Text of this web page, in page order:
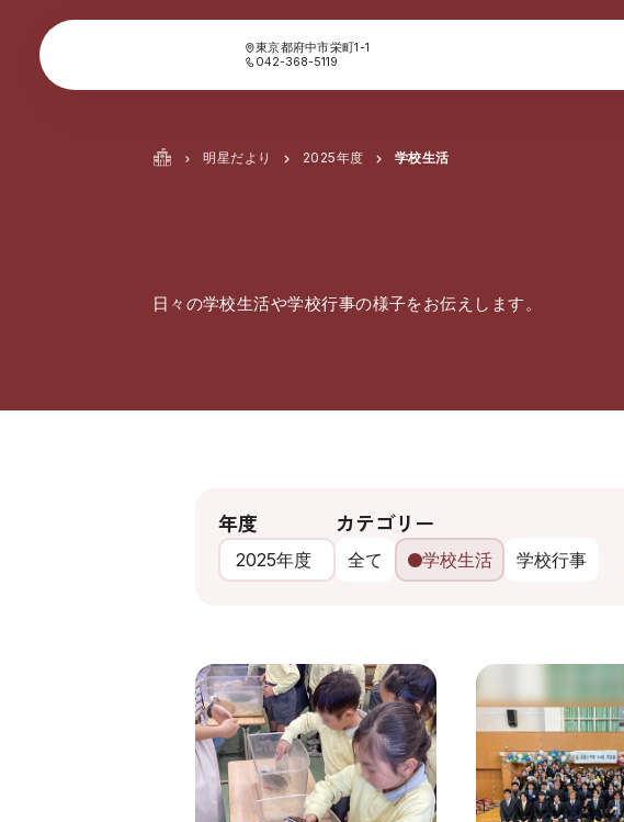
東京都府中市栄町1-1
042-368-5119
明星だより 2025年度 学校生活
日々の学校生活や学校行事の様子をお伝えします。
年度 カテゴリー
全て 学校生活 学校行事